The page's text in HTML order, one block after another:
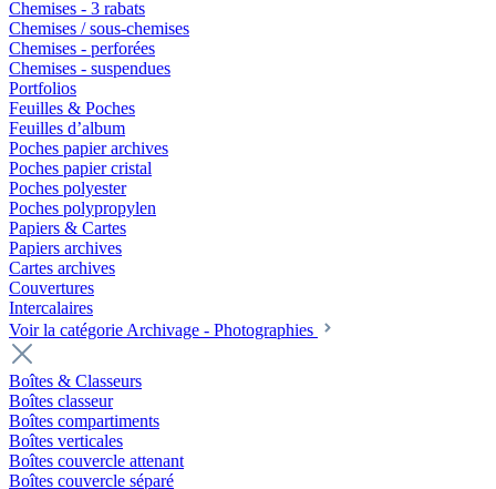
Chemises - 3 rabats
Chemises / sous-chemises
Chemises - perforées
Chemises - suspendues
Portfolios
Feuilles & Poches
Feuilles d’album
Poches papier archives
Poches papier cristal
Poches polyester
Poches polypropylen
Papiers & Cartes
Papiers archives
Cartes archives
Couvertures
Intercalaires
Voir la catégorie Archivage - Photographies
Boîtes & Classeurs
Boîtes classeur
Boîtes compartiments
Boîtes verticales
Boîtes couvercle attenant
Boîtes couvercle séparé